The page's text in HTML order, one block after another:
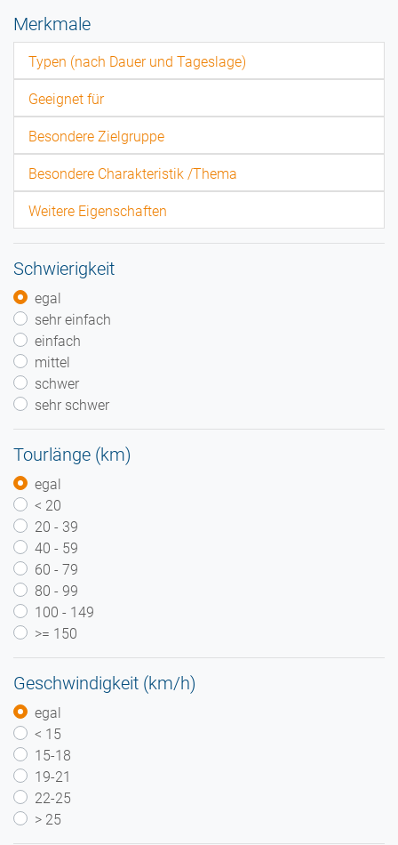
Merkmale
Typen (nach Dauer und Tageslage)
Geeignet für
Besondere Zielgruppe
Besondere Charakteristik /Thema
Weitere Eigenschaften
Schwierigkeit
egal
sehr einfach
einfach
mittel
schwer
sehr schwer
Tourlänge (km)
egal
< 20
20 - 39
40 - 59
60 - 79
80 - 99
100 - 149
>= 150
Geschwindigkeit (km/h)
egal
< 15
15-18
19-21
22-25
> 25